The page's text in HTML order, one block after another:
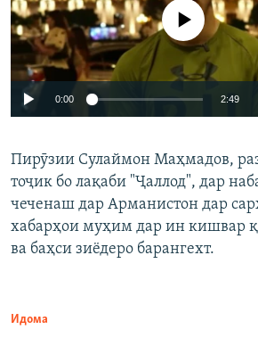
Auto 240p 360p
720p 1080p
Феълан кор
0:00 2:49
Пирӯзии Сулаймон Маҳмадов,
тоҷик бо лақаби "Ҷаллод", дар
чеченаш дар Арманистон дар
хабарҳои муҳим дар ин кишвар
ва баҳси зиёдеро барангехт.
Идома